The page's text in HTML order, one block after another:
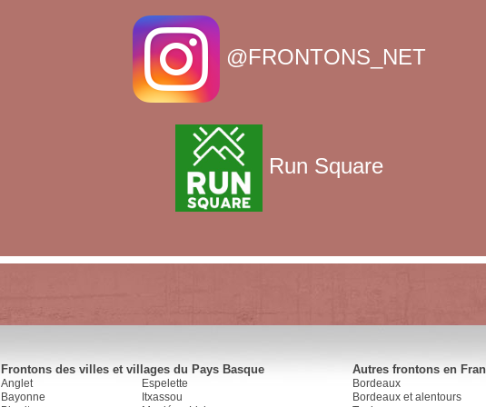
@FRONTONS_NET
Run Square
Frontons des villes et villages du Pays Basque
Anglet
Bayonne
Espelette
Itxassou
Autres frontons en
Bordeaux
Bordeaux et alentours